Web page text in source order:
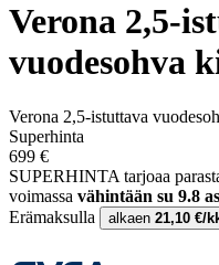
Verona 2,5-
vuodesohva
Verona 2,5-istuttava
Superhinta
699 €
SUPERHINTA tarjoaa
voimassa vähintään su 9.8
Erämaksulla
alkaen 21,10 €/